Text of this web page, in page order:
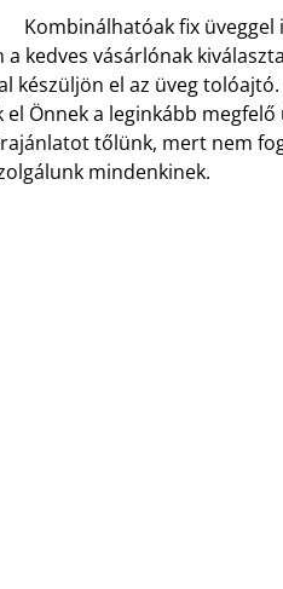
Kombinálhatóak fix üveggel
kedves vásárlónak
készüljön el az üveg
Önnek a leginkább
tőlünk, mert nem
mindenkinek.